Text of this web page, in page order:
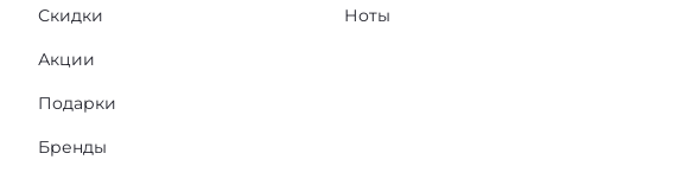
Скидки
Акции
Подарки
Бренды
Ноты